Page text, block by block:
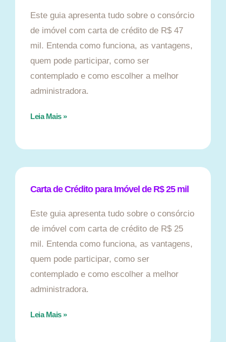
Este guia apresenta tudo sobre o consórcio
de imóvel com carta de crédito de R$ 47
mil. Entenda como funciona, as vantagens,
quem pode participar, como ser
contemplado e como escolher a melhor
administradora.
Leia Mais »
Carta de Crédito para Imóvel de R$ 25 mil
Este guia apresenta tudo sobre o consórcio
de imóvel com carta de crédito de R$ 25
mil. Entenda como funciona, as vantagens,
quem pode participar, como ser
contemplado e como escolher a melhor
administradora.
Leia Mais »